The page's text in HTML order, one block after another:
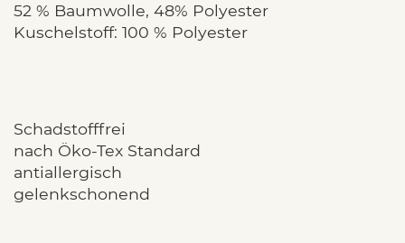
52 % Baumwolle, 48% Polyester
Kuschelstoff: 100 % Polyester
Schadstofffrei
nach Öko-Tex Standard
antiallergisch
gelenkschonend